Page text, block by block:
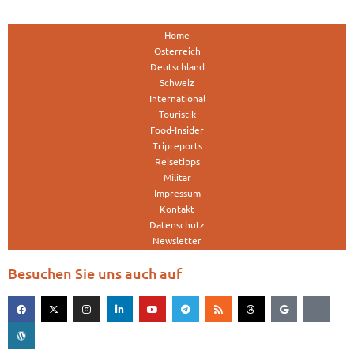
Home
Österreich
Deutschland
Schweiz
International
Touristik
Food-Insider
Tripreports
Reisetipps
Militär
Impressum
Kontakt
Datenschutz
Newsletter
Besuchen Sie uns auch auf